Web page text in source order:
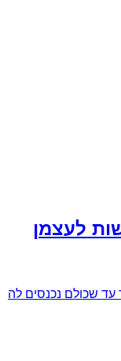
לעצמן
עד שכולם נכנסים לה